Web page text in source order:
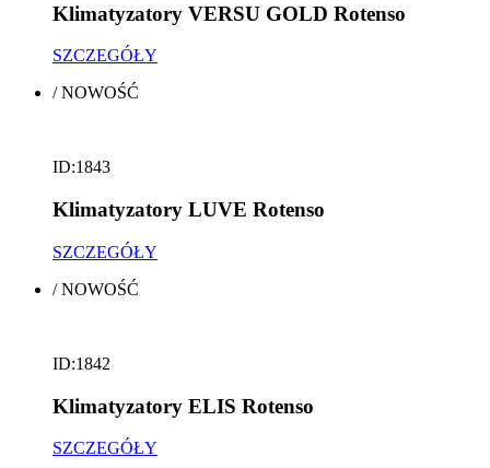
Klimatyzatory VERSU GOLD Rotenso
SZCZEGÓŁY
/NOWOŚĆ
ID:1843
Klimatyzatory LUVE Rotenso
SZCZEGÓŁY
/NOWOŚĆ
ID:1842
Klimatyzatory ELIS Rotenso
SZCZEGÓŁY